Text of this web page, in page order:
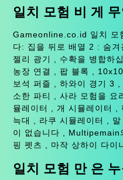
일치 모험 비 게
Gameonline.co.id 일치 모
다: 집을 뒤로 배열 2 : 숨겨
젤리 광기 , 수확을 병합하
농장 연결 , 팝 블록 ,
보석 퍼즐 , 하와이 경기 3
소한 파티 , 사라 모험을 요
뮬레이터 , 개 시뮬레이터 ,
늑대 , 라쿠 시뮬레이터 ,
이 없습니다 ,
핑 펫츠 , 마작 상하이 다이
일치 모험 만 은